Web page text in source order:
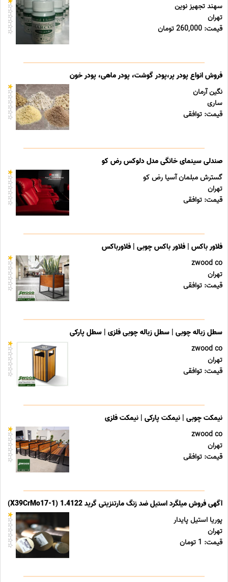
سهند تجهیز نوین
تهران
قیمت: 260,000 تومان
فروش انواع پودر پر،پودر گوشت، پودر ماهی، پودر خون
نگین آرمان
ساری
قیمت: توافقی
صندلی سینمای خانگی مدل دلوکس رض کو
گسترش مبلمان آسیا رض کو
تهران
قیمت: توافقی
فلاور باکس | فلاور باکس چوبی | فلاورباکس
zwood co
تهران
قیمت: توافقی
سطل زباله چوبی | سطل زباله چوبی فلزی | سطل پارکی
zwood co
تهران
قیمت: توافقی
نیمکت چوبی | نیمکت پارکی | نیمکت فلزی
zwood co
تهران
قیمت: توافقی
آگهی فروش میلگرد استیل ضد زنگ مارتنزیتی گرید 1.4122 (X39CrMo17-1)
پوریا استیل پایدار
تهران
قیمت: 1 تومان